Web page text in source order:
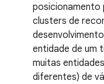
clusters de
entidade de um
muitas
diferentes) de